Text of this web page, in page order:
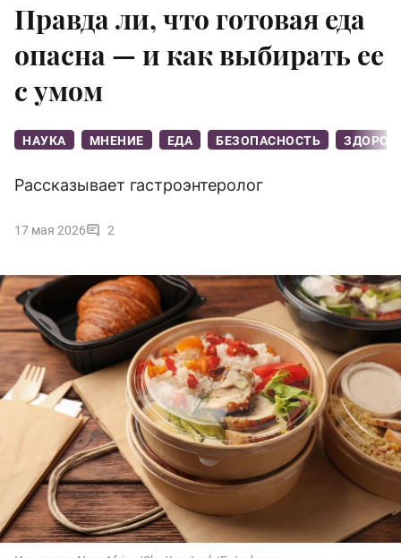
Правда ли, что готовая еда
опасна — и как выбирать ее
с умом
НАУКА МНЕНИЕ ЕДА БЕЗОПАСНОСТЬ
Рассказывает гастроэнтеролог
17 мая 2026 2